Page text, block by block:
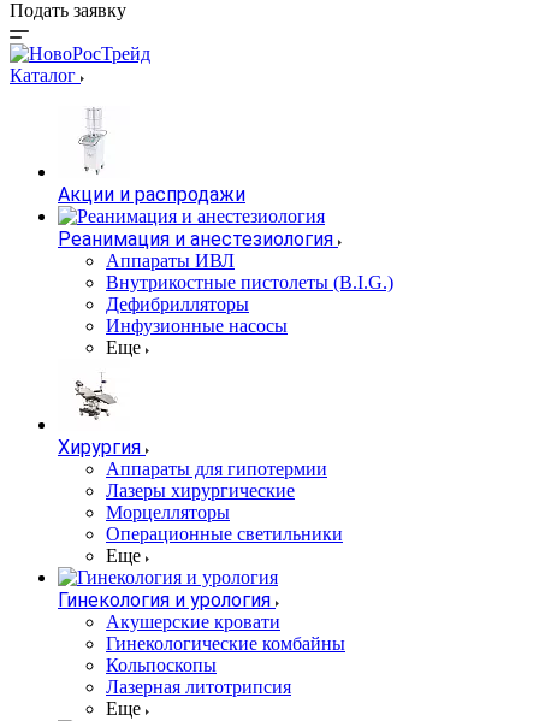
Подать заявку
Каталог
Акции и распродажи
Реанимация и анестезиология
Аппараты ИВЛ
Внутрикостные пистолеты (B.I.G.)
Дефибрилляторы
Инфузионные насосы
Еще
Хирургия
Аппараты для гипотермии
Лазеры хирургические
Морцелляторы
Операционные светильники
Еще
Гинекология и урология
Акушерские кровати
Гинекологические комбайны
Кольпоскопы
Лазерная литотрипсия
Еще